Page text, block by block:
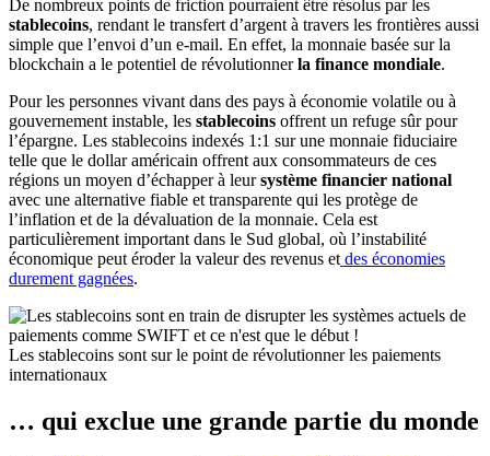
De nombreux points de friction pourraient être résolus par les
stablecoins, rendant le transfert d’argent à travers les frontières aussi
simple que l’envoi d’un e-mail. En effet, la monnaie basée sur la
blockchain a le potentiel de révolutionnerla finance mondiale.
Pour les personnes vivant dans des pays à économie volatile ou à
gouvernement instable, les stablecoins offrent un refuge sûr pour
l’épargne. Les stablecoins indexés 1:1 sur une monnaie fiduciaire
telle que le dollar américain offrent aux consommateurs de ces
régions un moyen d’échapper à leursystème financier national
avec une alternative fiable et transparente qui les protège de
l’inflation et de la dévaluation de la monnaie. Cela est
particulièrement important dans le Sud global, où l’instabilité
économique peut éroder la valeur des revenus et des économies
durement gagnées.
Les stablecoins sont sur le point de révolutionner les paiements
internationaux
… qui exclue une grande partie du monde